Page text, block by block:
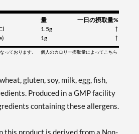
量
一日の摂取量%
1.5g
†
1g †
っております。 個人のカロリー摂取量によってこちら
gluten, soy, milk, egg, fish,
Produced in a GMP facility
containing these allergens.
this product is derived from a Non-